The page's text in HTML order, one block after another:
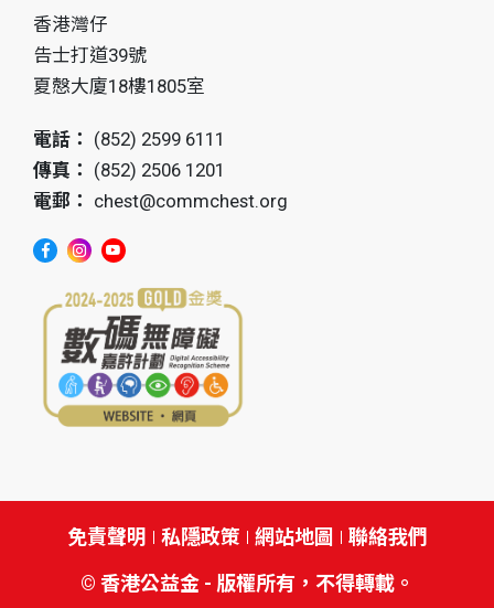
香港灣仔
告士打道39號
夏慤大廈18樓1805室
電話： (852) 2599 6111
傳真： (852) 2506 1201
電郵： chest@commchest.org
免責聲明 私隱政策 網站地圖
聯絡我們
© 香港公益金 - 版權所有，不得轉載。